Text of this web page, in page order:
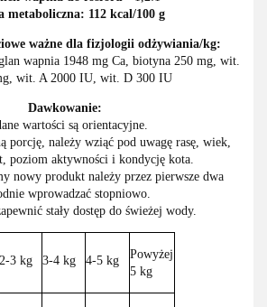
metaboliczna: 112 kcal/100 g
ważne dla fizjologii odżywiania/kg:
wapnia 1948 mg Ca, biotyna 250 mg, wit.
wit. A 2000 IU, wit. D 300 IU
Dawkowanie:
wartości są orientacyjne.
porcję, należy wziąć pod uwagę rasę, wiek,
poziom aktywności i kondycję kota.
nowy produkt należy przez pierwsze dwa
wprowadzać stopniowo.
stały dostęp do świeżej wody.
2-3 kg 3-4 kg 4-5 kg
Powyżej
5 kg